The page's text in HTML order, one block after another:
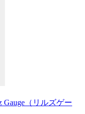
Gauge（リルズゲー